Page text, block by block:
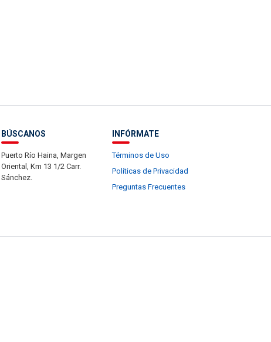
BÚSCANOS
Puerto Río Haina, Margen
Oriental, Km 13 1/2 Carr.
Sánchez.
INFÓRMATE
Términos de Uso
Políticas de Privacidad
Preguntas Frecuentes